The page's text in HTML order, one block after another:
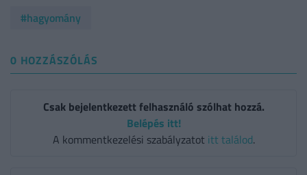
#hagyomány
0 HOZZÁSZÓLÁS
Csak bejelentkezett felhasználó szólhat hozzá.
Belépés itt!
A kommentkezelési szabályzatot itt találod.